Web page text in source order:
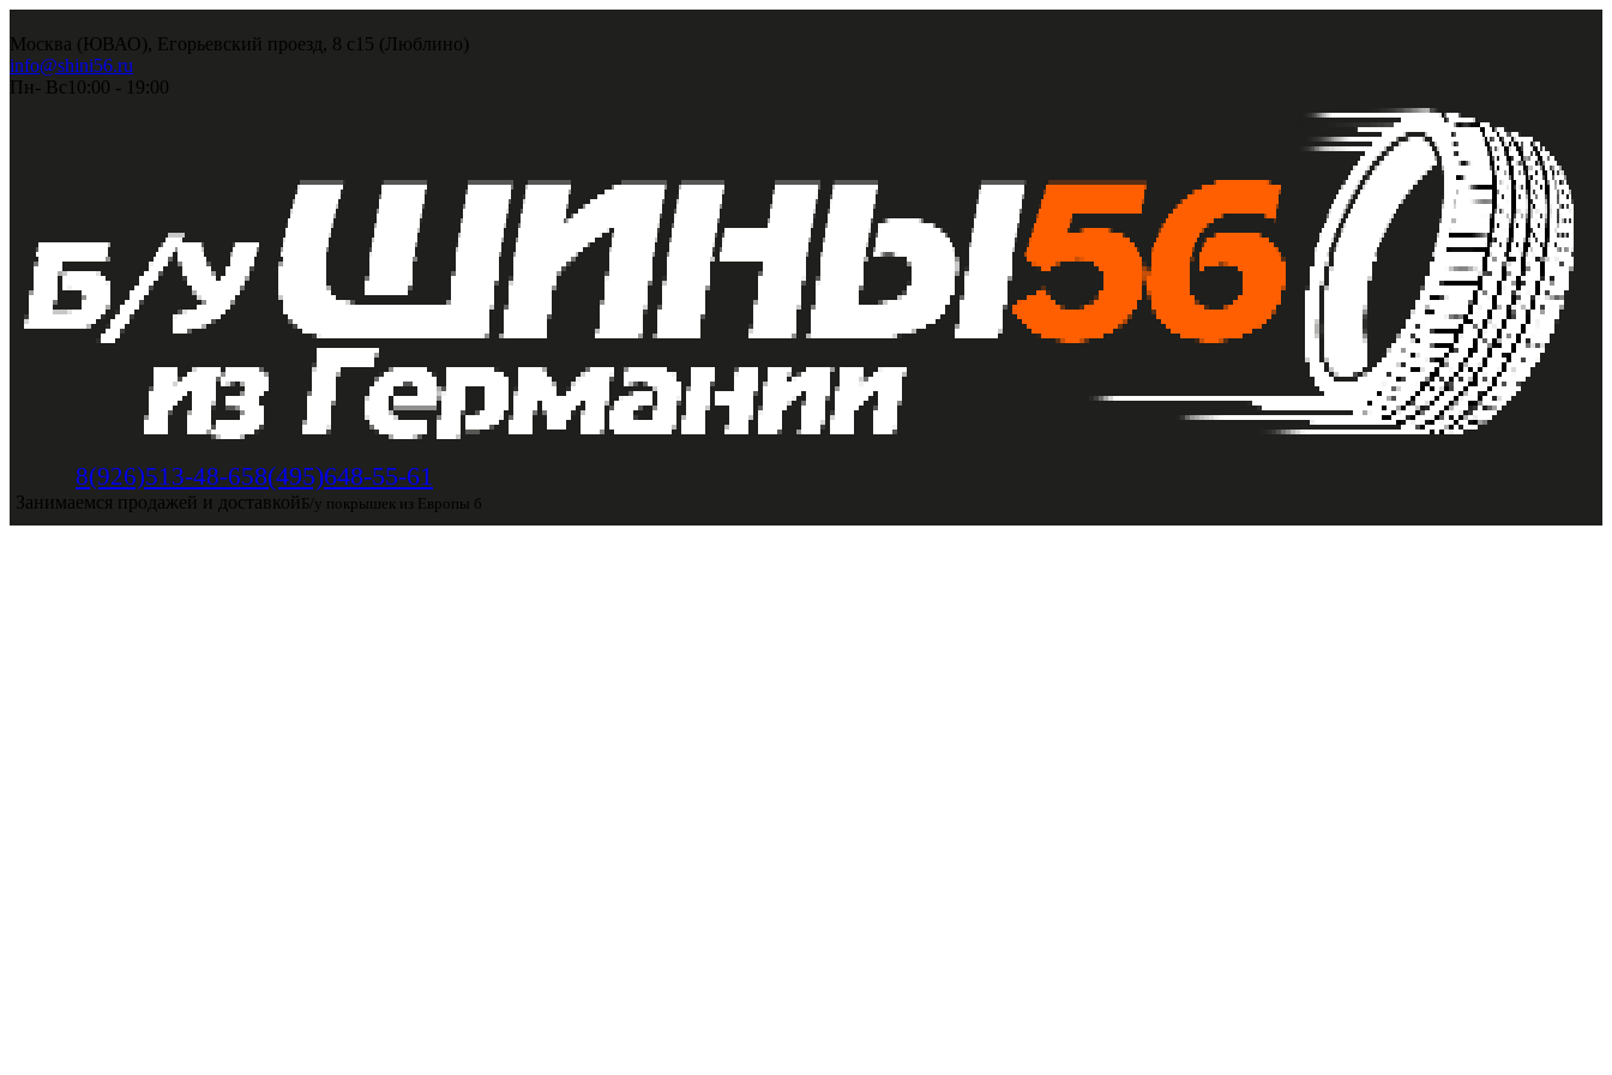
Москва (ЮВАО), Егорьевский проезд, 8 с15 (Люблино)
info@shini56.ru
Пн- Вс 10:00 - 19:00
8(926)513-48-658(495)648-55-61
Занимаемся продажей и доставкой Б/у покрышек из Европы б